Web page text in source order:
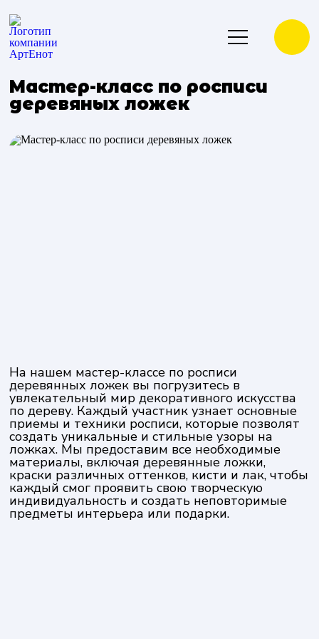
Мастер-класс по росписи
деревяных ложек
На нашем мастер-классе по росписи
деревянных ложек вы погрузитесь в
увлекательный мир декоративного искусства
по дереву. Каждый участник узнает основные
приемы и техники росписи, которые позволят
создать уникальные и стильные узоры на
ложках. Мы предоставим все необходимые
материалы, включая деревянные ложки,
краски различных оттенков, кисти и лак, чтобы
каждый смог проявить свою творческую
индивидуальность и создать неповторимые
предметы интерьера или подарки.